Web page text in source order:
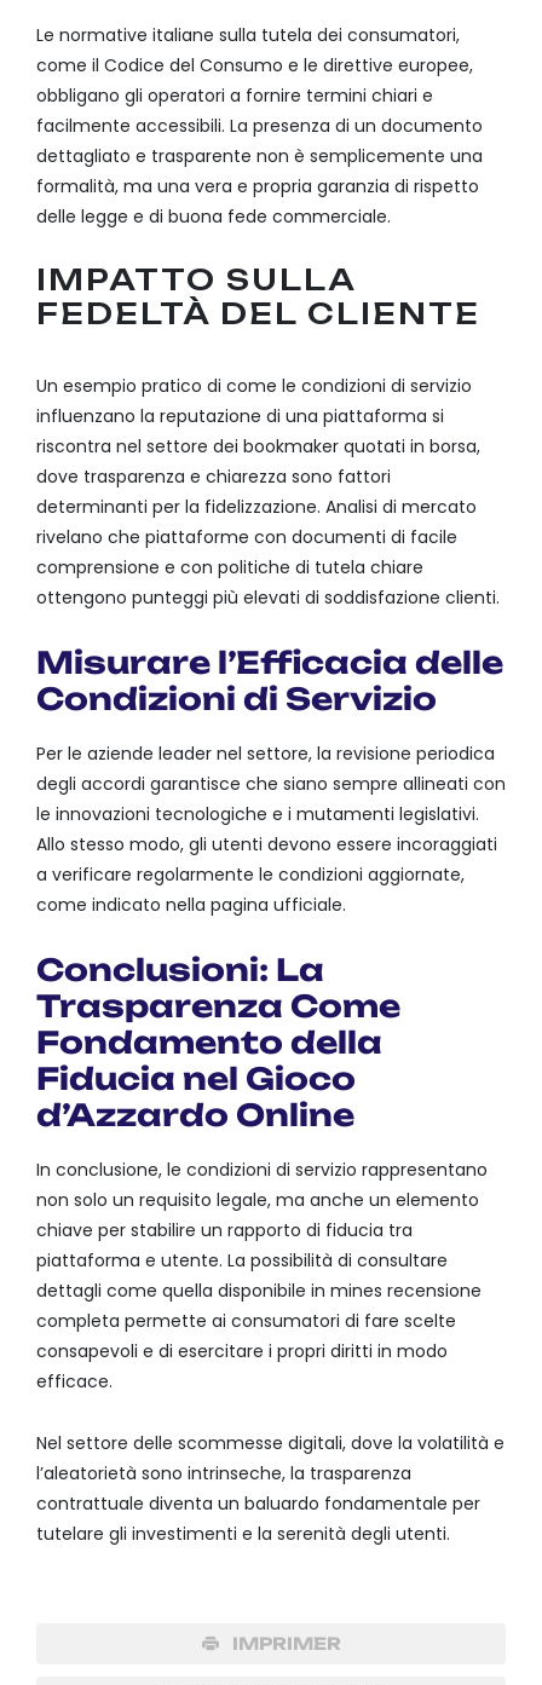
Le normative italiane sulla tutela dei consumatori,
come il Codice del Consumo e le direttive europee,
obbligano gli operatori a fornire termini chiari e
facilmente accessibili. La presenza di un documento
dettagliato e trasparente non è semplicemente una
formalità, ma una vera e propria garanzia di rispetto
delle legge e di buona fede commerciale.
IMPATTO SULLA
FEDELTÀ DEL CLIENTE
Un esempio pratico di come le condizioni di servizio
influenzano la reputazione di una piattaforma si
riscontra nel settore dei bookmaker quotati in borsa,
dove trasparenza e chiarezza sono fattori
determinanti per la fidelizzazione. Analisi di mercato
rivelano che piattaforme con documenti di facile
comprensione e con politiche di tutela chiare
ottengono punteggi più elevati di soddisfazione clienti.
Misurare l’Efficacia delle
Condizioni di Servizio
Per le aziende leader nel settore, la revisione periodica
degli accordi garantisce che siano sempre allineati con
le innovazioni tecnologiche e i mutamenti legislativi.
Allo stesso modo, gli utenti devono essere incoraggiati
a verificare regolarmente le condizioni aggiornate,
come indicato nella pagina ufficiale.
Conclusioni: La
Trasparenza Come
Fondamento della
Fiducia nel Gioco
d’Azzardo Online
In conclusione, le condizioni di servizio rappresentano
non solo un requisito legale, ma anche un elemento
chiave per stabilire un rapporto di fiducia tra
piattaforma e utente. La possibilità di consultare
dettagli come quella disponibile in mines recensione
completa permette ai consumatori di fare scelte
consapevoli e di esercitare i propri diritti in modo
efficace.
Nel settore delle scommesse digitali, dove la volatilità e
l’aleatorietà sono intrinseche, la trasparenza
contrattuale diventa un baluardo fondamentale per
tutelare gli investimenti e la serenità degli utenti.
IMPRIMER